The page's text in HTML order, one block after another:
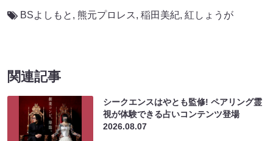
BSよしもと , 熊元プロレス, 稲田美紀, 紅しょうが
関連記事
シークエンスはやとも監修! ペアリング霊
視が体験できる占いコンテンツ登場
2026.08.07